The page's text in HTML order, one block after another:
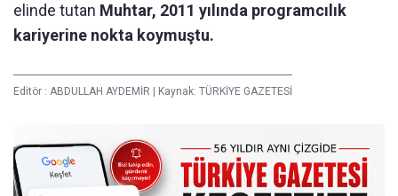
elinde tutan Muhtar, 2011 yılında programcılık
kariyerine nokta koymuştu.
Editör : ABDULLAH AYDEMİR Kaynak: TÜRKİYE GAZETESİ